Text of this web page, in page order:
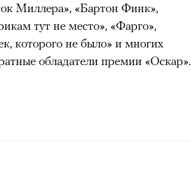
Миллера», «Бартон Финк»,
тут не место», «Фарго»,
которого не было» и многих
обладатели премии «Оскар».